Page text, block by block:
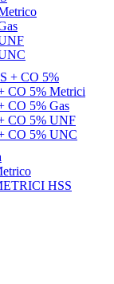
+ CO 5%
CO 5% Metrici
CO 5% Gas
CO 5% UNF
CO 5% UNC
HSS